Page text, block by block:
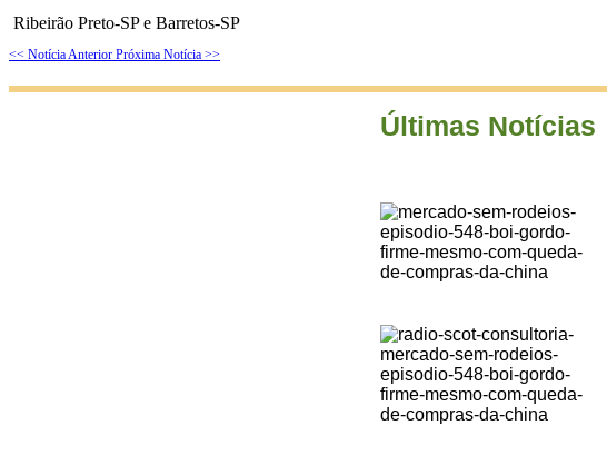
Ribeirão Preto-SP e Barretos-SP
<< Notícia Anterior Próxima Notícia >>
Últimas Notícias